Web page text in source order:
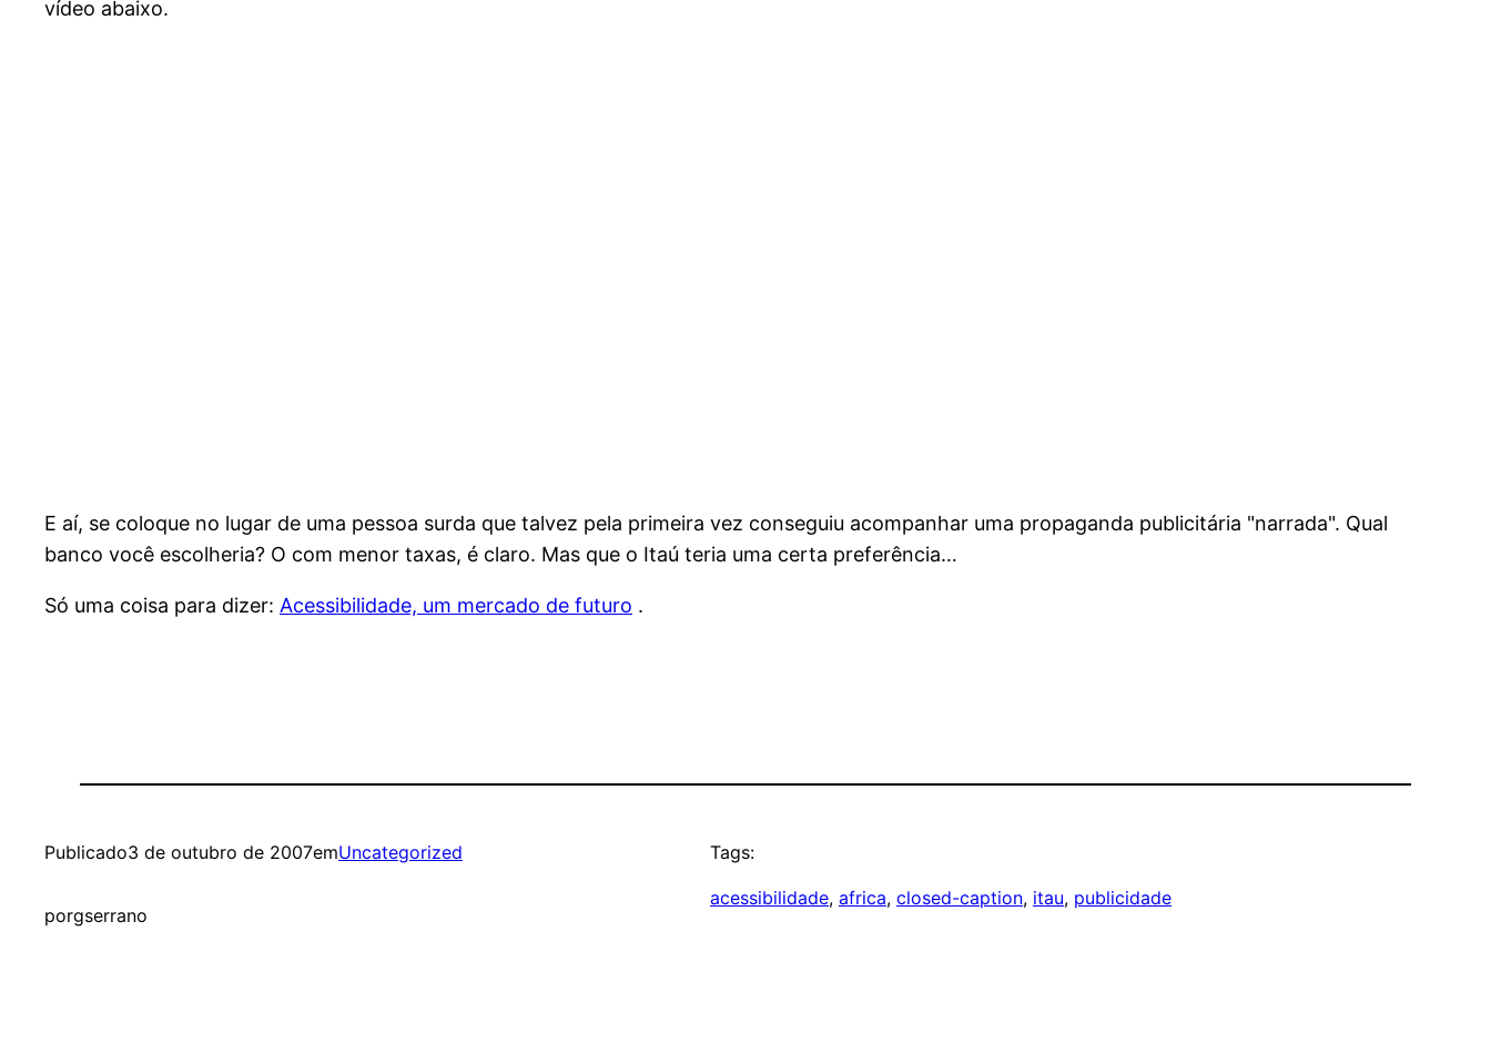
vídeo abaixo.
E aí, se coloque no lugar de uma pessoa surda que talvez pela primeira vez conseguiu acompanhar uma propaganda publicitária "narrada". Qual
banco você escolheria? O com menor taxas, é claro. Mas que o Itaú teria uma certa preferência…
Só uma coisa para dizer: Acessibilidade, um mercado de futuro .
Publicado3 de outubro de 2007emUncategorized
porgserrano
Tags:
acessibilidade, africa, closed-caption, itau, publicidade